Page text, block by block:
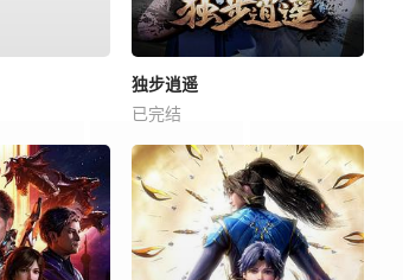
独步逍遥
已完结